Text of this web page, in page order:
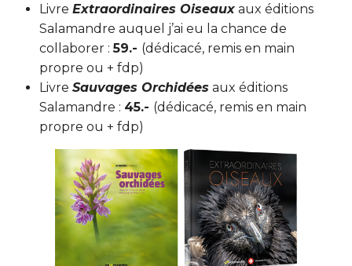
Livre Extraordinaires Oiseaux aux éditions
Salamandre auquel j’ai eu la chance de
collaborer :59.- (dédicacé, remis en main
propre ou + fdp)
Livre Sauvages Orchidées aux éditions
Salamandre : 45.- (dédicacé, remis en main
propre ou + fdp)